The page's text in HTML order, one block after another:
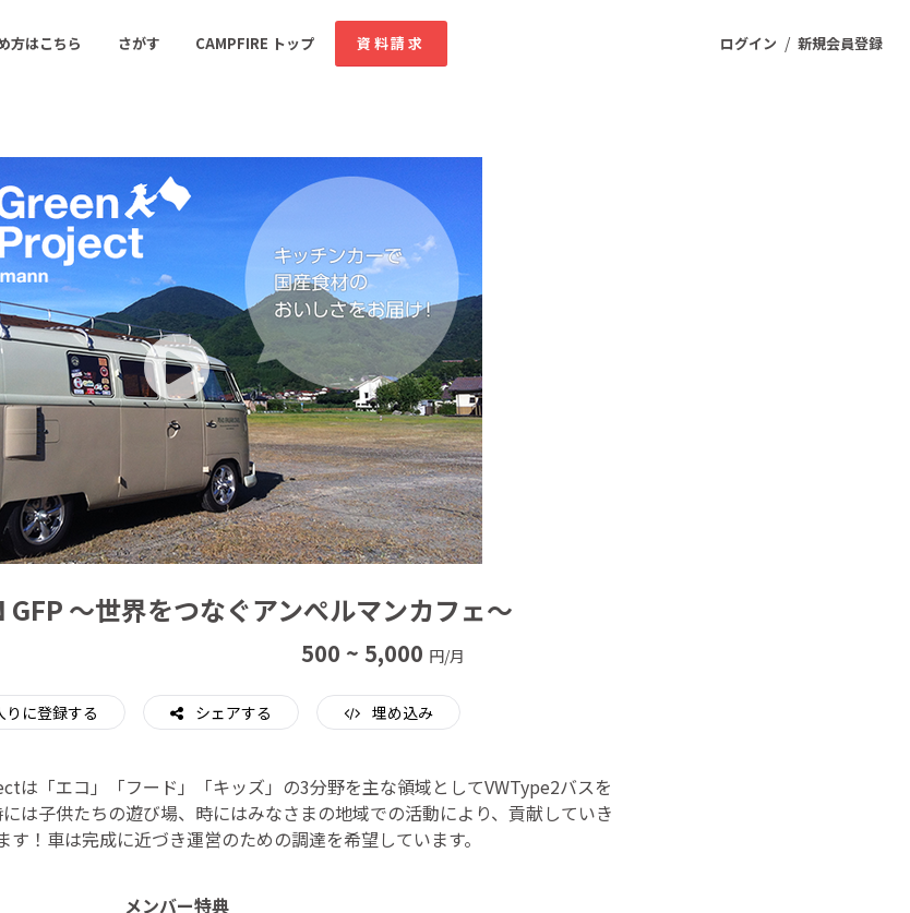
ログイン / 新規会員登録
方はこちら さがす CAMPFIRE トップ 資料請求
ニティ 人気のコミュニティ 新着のコミュニティ
舞台・パフォーマンス
ム・サービス開発 フード・飲食店
・雑誌出版 アニメ・漫画
シャルグッド ビューティー・ヘルスケア
for Social Good CAMPFIRE Creation
GFP ～世界をつなぐアンぺルマンカフェ～
500 ~ 5,000 円/月
りに登録する シェアする 埋め込み
「エコ」「フード」「キッズ」の3分野を主な領域としてVWType2バスを
は子供たちの遊び場、時にはみなさまの地域での活動により、貢献していき
す！車は完成に近づき運営のための調達を希望しています。
メンバー特典